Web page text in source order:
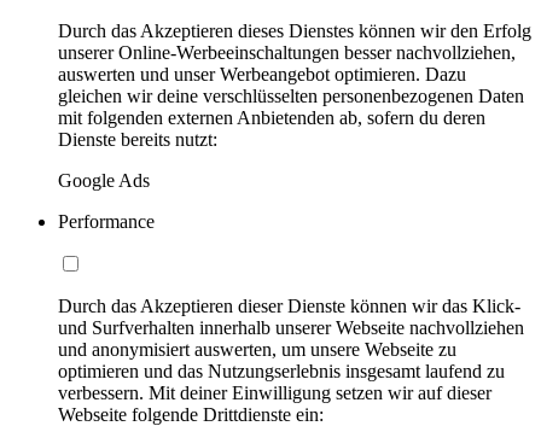
Durch das Akzeptieren dieses Dienstes können wir den Erfolg
unserer Online-Werbeeinschaltungen besser nachvollziehen,
auswerten und unser Werbeangebot optimieren. Dazu
gleichen wir deine verschlüsselten personenbezogenen Daten
mit folgenden externen Anbietenden ab, sofern du deren
Dienste bereits nutzt:
Google Ads
Performance
Durch das Akzeptieren dieser Dienste können wir das Klick-
und Surfverhalten innerhalb unserer Webseite nachvollziehen
und anonymisiert auswerten, um unsere Webseite zu
optimieren und das Nutzungserlebnis insgesamt laufend zu
verbessern. Mit deiner Einwilligung setzen wir auf dieser
Webseite folgende Drittdienste ein: